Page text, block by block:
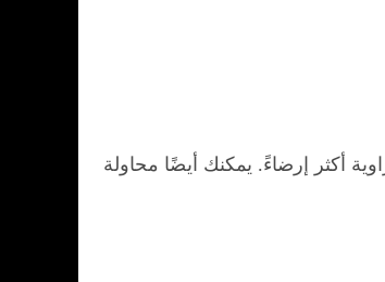
أكثر إرضاءً. يمكنك أيضًا محاولة